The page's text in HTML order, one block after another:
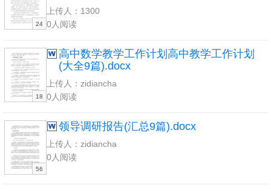
24
上传人：1300
0人阅读
18
高中数学教学工作计划高中教学工作计划
(大全9篇).docx
上传人：zidiancha
0人阅读
56
领导调研报告(汇总9篇).docx
上传人：zidiancha
0人阅读